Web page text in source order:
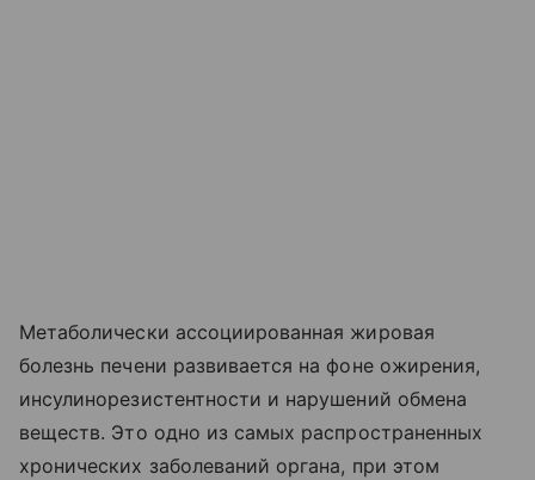
Метаболически ассоциированная жировая
болезнь печени развивается на фоне ожирения,
инсулинорезистентности и нарушений обмена
веществ. Это одно из самых распространенных
хронических заболеваний органа, при этом